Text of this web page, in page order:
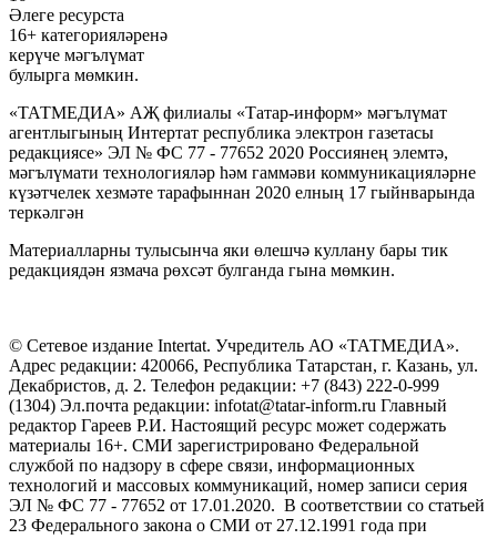
Әлеге ресурста
16+ категорияләренә
керүче мәгълүмат
булырга мөмкин.
«ТАТМЕДИА» АҖ филиалы «Татар-информ» мәгълүмат
агентлыгының Интертат республика электрон газетасы
редакциясе» ЭЛ № ФС 77 - 77652 2020 Россиянең элемтә,
мәгълүмати технологияләр һәм гаммәви коммуникацияләрне
күзәтчелек хезмәте тарафыннан 2020 елның 17 гыйнварында
теркәлгән
Материалларны тулысынча яки өлешчә куллану бары тик
редакциядән язмача рөхсәт булганда гына мөмкин.
© Сетевое издание Intertat. Учредитель АО «ТАТМЕДИА».
Адрес редакции: 420066, Республика Татарстан, г. Казань, ул.
Декабристов, д. 2. Телефон редакции: +7 (843) 222-0-999
(1304) Эл.почта редакции: infotat@tatar-inform.ru Главный
редактор Гареев Р.И. Настоящий ресурс может содержать
материалы 16+. СМИ зарегистрировано Федеральной
службой по надзору в сфере связи, информационных
технологий и массовых коммуникаций, номер записи серия
ЭЛ № ФС 77 - 77652 от 17.01.2020. В соответствии со статьей
23 Федерального закона о СМИ от 27.12.1991 года при